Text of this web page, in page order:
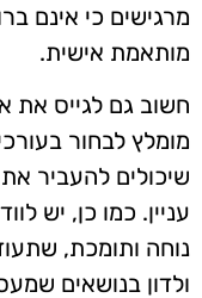
מרגישים כי אינם
מותאמת אישית.
חשוב גם לגייס את
מומלץ לבחור
שיכולים להעביר
עניין. כמו כן, יש
נוחה ותומכת,
ולדון בנושאים